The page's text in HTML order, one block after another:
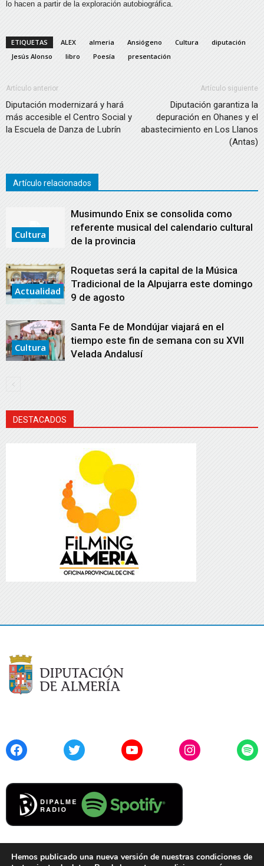
lo hacen a partir de la exploración autobiográfica.
ETIQUETAS ALEX almeria Ansiógeno Cultura
diputación
Jesús Alonso
libro Poesía presentación
Artículo anterior
Diputación modernizará y hará
más accesible el Centro Social y
la Escuela de Danza de Lubrín
Artículo siguiente
Diputación garantiza la
depuración en Ohanes y el
abastecimiento en Los Llanos
(Antas)
Artículo relacionados
Cultura
Musimundo Enix se consolida como
referente musical del calendario cultural
de la provincia
Actualidad
Roquetas será la capital de la Música
Tradicional de la Alpujarra este domingo
9 de agosto
Cultura
Santa Fe de Mondújar viajará en el
tiempo este fin de semana con su XVII
Velada Andalusí
DESTACADOS
FacebookTwitter YouTubeInstagram
Hemos publicado una nueva versión de nuestras condiciones de